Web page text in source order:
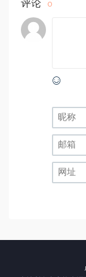
评论 0